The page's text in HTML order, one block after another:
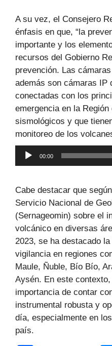
A su vez, el Consejero
énfasis en que, “la
importante y los
recursos del Gobierno
prevención. Las
además son cámaras IP
conectadas con los
emergencia en la
sismológicos y que
monitoreo de los
Reproductor
de
00:00
Cabe destacar que
Servicio Nacional de
(Sernageomin) sobre el
volcánico en diversas
2023, se ha destacado
vigilancia en regiones
Maule, Ñuble, Bío Bío,
Aysén. En este
importancia de contar
instrumental robusta y
día, especialmente en
país.